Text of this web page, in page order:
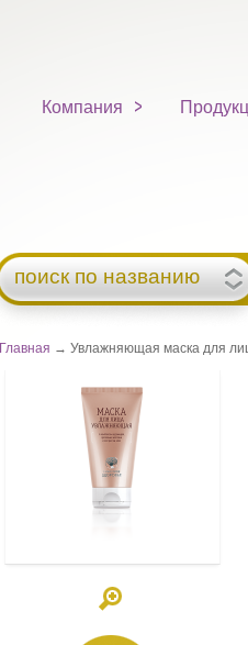
Компания
поиск по названию
Главная → Увлажняющая маска для